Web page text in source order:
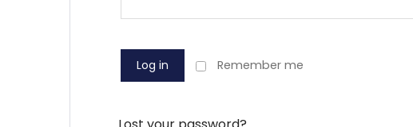
Remember me
Log in